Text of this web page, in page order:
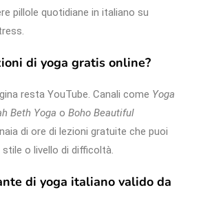
pillole quotidiane in italiano su
di yoga gratis online?
resta YouTube. Canali come Yoga
Beth Yoga o Boho Beautiful
di ore di lezioni gratuite che puoi
o livello di difficoltà.
di yoga italiano valido da